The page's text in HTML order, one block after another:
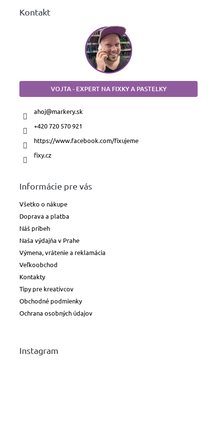
Kontakt
VOJTA - EXPERT NA FIXKY A PASTELKY
ahoj@markery.sk
+420 720 570 921
https://www.facebook.com/fixujeme
fixy.cz
Informácie pre vás
Všetko o nákupe
Doprava a platba
Náš príbeh
Naša výdajňa v Prahe
Výmena, vrátenie a reklamácia
Veľkoobchod
Kontakty
Tipy pre kreatívcov
Obchodné podmienky
Ochrana osobných údajov
Instagram